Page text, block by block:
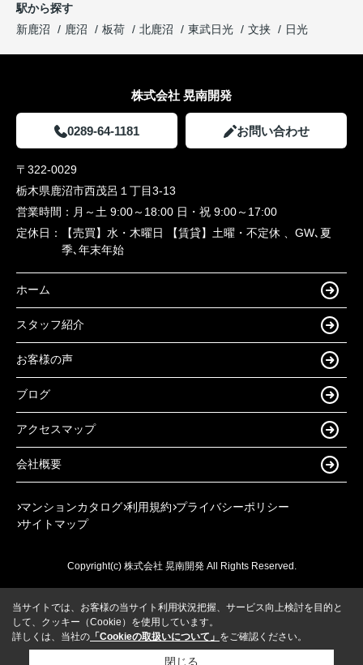
駅から探す
新鹿沼
鹿沼 板荷 北鹿沼 東武日光 文挟 日光
株式会社 晃南開発
0289-64-1181 お問い合わせ
〒322-0029
栃木県鹿沼市西茂呂１丁目3-13
営業時間： 月～土 9:00～18:00 日・祝 9:00～17:00
定休日：
【売買】水・木曜日 【賃貸】土曜・不定休 、GW､夏
季､年末年始
ホーム
スタッフ紹介
お客様の声
ブログ
アクセスマップ
会社概要
マンションカタログ 利用規約 プライバシーポリシー
サイトマップ
Copyright(c) 株式会社 晃南開発 All Rights Reserved.
当サイトでは、お客様の当サイト利用状況把握、サービス向上検討を目的と
して、クッキー（Cookie）を使用しています。
詳しくは、当社の 「Cookieの取扱いについて」 をご確認ください。
閉じる